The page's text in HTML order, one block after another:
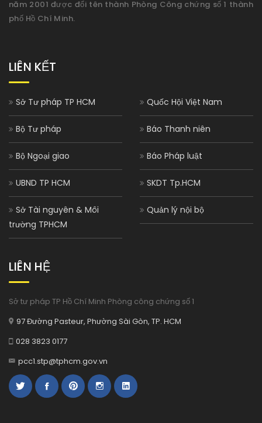
năm 2001 được đổi tên thành Phòng Công chứng số 1 thành
phố Hồ Chí Minh.
LIÊN KẾT
Sở Tư pháp TP HCM
Bộ Tư pháp
Bộ Ngoại giao
UBND TP HCM
Sở Tài nguyên & Môi
trường TPHCM
Quốc Hội Việt Nam
Báo Thanh niên
Báo Pháp luật
SKDT Tp.HCM
Quản lý nội bộ
LIÊN HỆ
Sở tư pháp TP Hồ Chí Minh Phòng công chứng số 1
97 Đường Pasteur, Phường Sài Gòn, TP. HCM
028 3823 0177
pcc1.stp@tphcm.gov.vn